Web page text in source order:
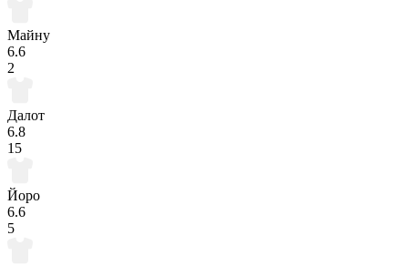
Майну
6.6
2
Далот
6.8
15
Йоро
6.6
5